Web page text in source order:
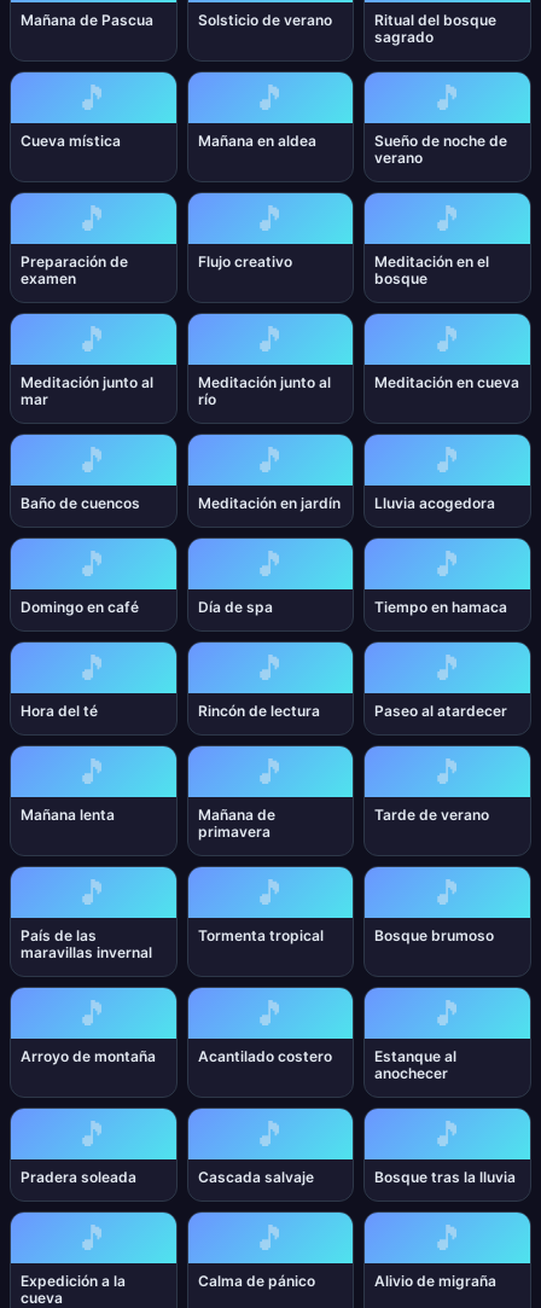
Mañana de Pascua Solsticio de verano
Ritual del bosque
sagrado
🎵
Cueva mística
🎵
Mañana en aldea
🎵
Sueño de noche de
verano
🎵
Preparación de
examen
🎵
Flujo creativo
🎵
Meditación en el
bosque
🎵
Meditación junto al
mar
🎵
Meditación junto al
río
🎵
Meditación en cueva
🎵
Baño de cuencos
🎵
Meditación en jardín
🎵
Lluvia acogedora
🎵
Domingo en café
🎵
Día de spa
🎵
Tiempo en hamaca
🎵
Hora del té
🎵
Rincón de lectura
🎵
Paseo al atardecer
🎵
Mañana lenta
🎵
Mañana de
primavera
🎵
Tarde de verano
🎵
País de las
maravillas invernal
🎵
Tormenta tropical
🎵
Bosque brumoso
🎵
Arroyo de montaña
🎵
Acantilado costero
🎵
Estanque al
anochecer
🎵
Pradera soleada
🎵
Cascada salvaje
🎵
Bosque tras la lluvia
🎵
Expedición a la
cueva
🎵
Calma de pánico
🎵
Alivio de migraña